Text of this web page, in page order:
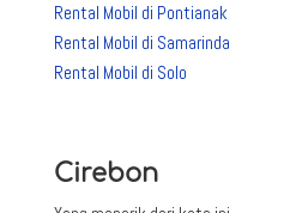
Rental Mobil di Pontianak
Rental Mobil di Samarinda
Rental Mobil di Solo
Cirebon